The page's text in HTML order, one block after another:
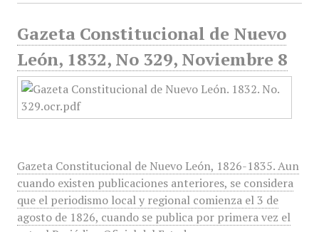
Gazeta Constitucional de Nuevo
León, 1832, No 329, Noviembre 8
Gazeta Constitucional de Nuevo León, 1826-1835. Aun
cuando existen publicaciones anteriores, se considera
que el periodismo local y regional comienza el 3 de
agosto de 1826, cuando se publica por primera vez el